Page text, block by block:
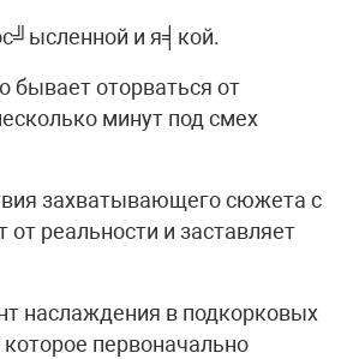
и я╡кой.
бывает оторваться от
минут под смех
захватывающего сюжета с
реальности и заставляет
наслаждения в подкорковых
первоначально